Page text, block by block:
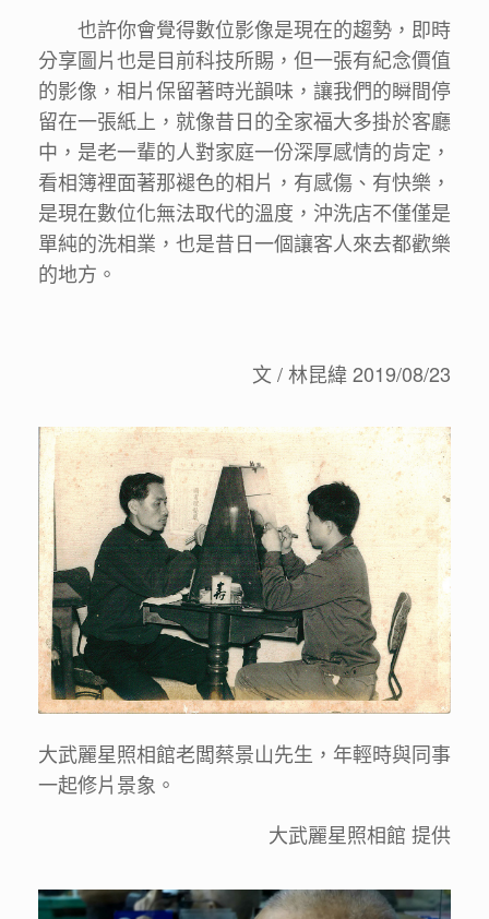
也許你會覺得數位影像是現在的趨勢，即時
分享圖片也是目前科技所賜，但一張有紀念價值
的影像，相片保留著時光韻味，讓我們的瞬間停
留在一張紙上，就像昔日的全家福大多掛於客廳
中，是老一輩的人對家庭一份深厚感情的肯定，
看相簿裡面著那褪色的相片，有感傷、有快樂，
是現在數位化無法取代的溫度，沖洗店不僅僅是
單純的洗相業，也是昔日一個讓客人來去都歡樂
的地方。
文 / 林昆緯 2019/08/23
大武麗星照相館老闆蔡景山先生，年輕時與同事
一起修片景象。
大武麗星照相館 提供